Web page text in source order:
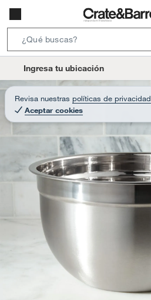
e
r
c
a
r
o
t
o
Ingresa tu ubicación
Revisa nuestras políticas de privacidad
Aceptar cookies